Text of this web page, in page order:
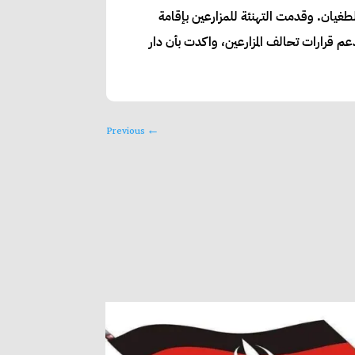
وقدمت التهنئة للمزارعين بإقامة
قرارات تحالف المزارعين، واكدت بأن دار
←
Previous